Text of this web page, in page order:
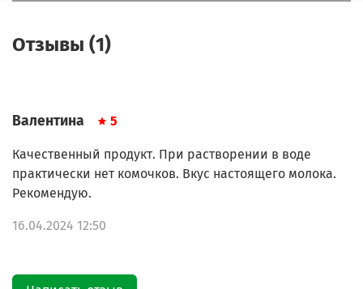
Отзывы (1)
Валентина 5
Качественный продукт. При растворении в воде
практически нет комочков. Вкус настоящего молока.
Рекомендую.
16.04.2024 12:50